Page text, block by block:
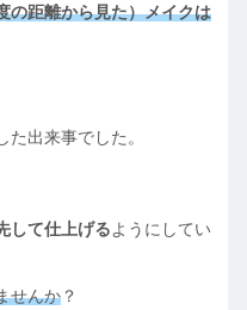
の距離から見た）メイクは
出来事でした。
して仕上げるようにしてい
せんか ？